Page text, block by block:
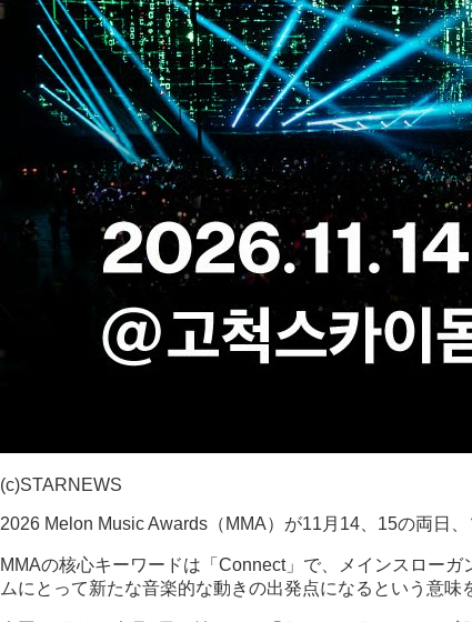
(c)STARNEWS
2026 Melon Music Awards（MMA）が11月14、15の両日
MMAの核心キーワードは「Connect」で、メインスロー
ムにとって新たな音楽的な動きの出発点になるという意味